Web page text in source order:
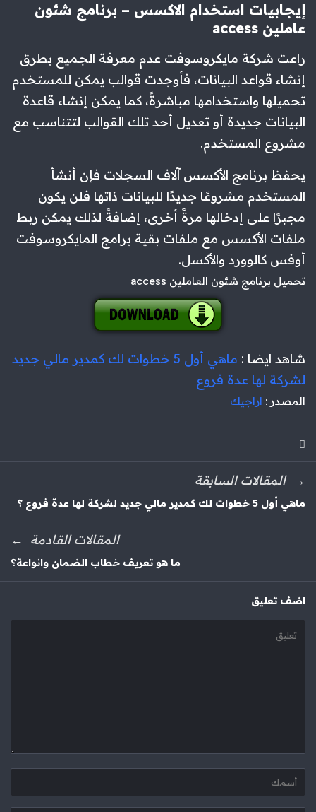
إيجابيات استخدام الاكسس – برنامج شئون
عاملين access
راعت شركة مايكروسوفت عدم معرفة الجميع بطرق
إنشاء قواعد البيانات، فأوجدت قوالب يمكن للمستخدم
تحميلها واستخدامها مباشرةً، كما يمكن إنشاء قاعدة
البيانات جديدة أو تعديل أحد تلك القوالب لتتناسب مع
مشروع المستخدم.
يحفظ برنامج الأكسس آلاف السجلات فإن أنشأ
المستخدم مشروعًا جديدًا للبيانات ذاتها فلن يكون
مجبرًا على إدخالها مرةً أخرى، إضافةً لذلك يمكن ربط
ملفات الأكسس مع ملفات بقية برامج المايكروسوفت
أوفس كالوورد والأكسل.
تحميل برنامج شئون العاملين access
شاهد ايضا :
ماهي أول 5 خطوات لك كمدير مالي جديد
لشركة لها عدة فروع
المصدر : اراجيك
المقالات السابقة
ماهي أول 5 خطوات لك كمدير مالي جديد لشركة لها عدة فروع ؟
المقالات القادمة
ما هو تعريف خطاب الضمان وانواعة؟
‫اضف تعليق